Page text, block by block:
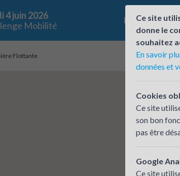
4 juin 2026
Mobilité
Le challenge
Flottante
Ce site
donne le
souhaitez
En savoir
données et
Cookies
Ce site
son bon
pas être
Google
Ce site